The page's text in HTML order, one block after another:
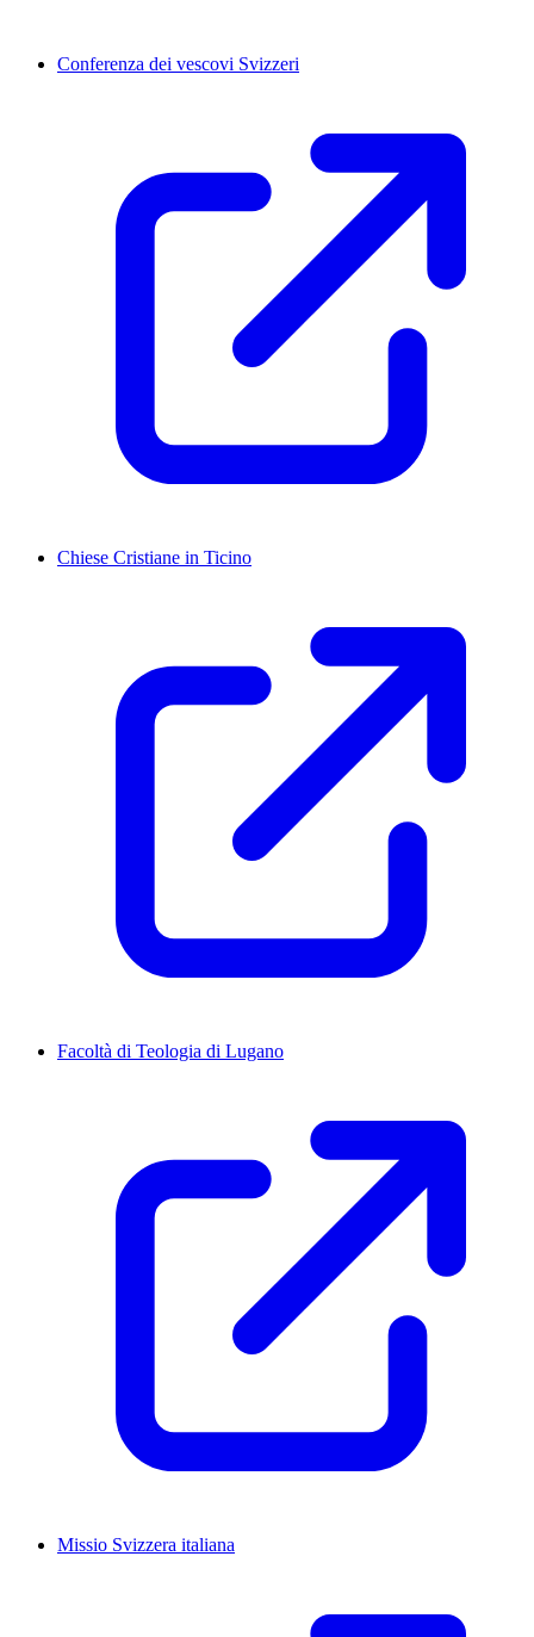
Conferenza dei vescovi Svizzeri
Chiese Cristiane in Ticino
Facoltà di Teologia di Lugano
Missio Svizzera italiana